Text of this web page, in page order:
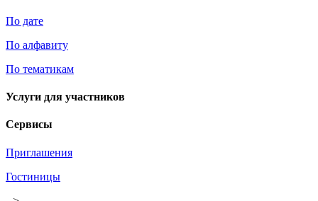
По дате
По алфавиту
По тематикам
Услуги для участников
Сервисы
Приглашения
Гостиницы